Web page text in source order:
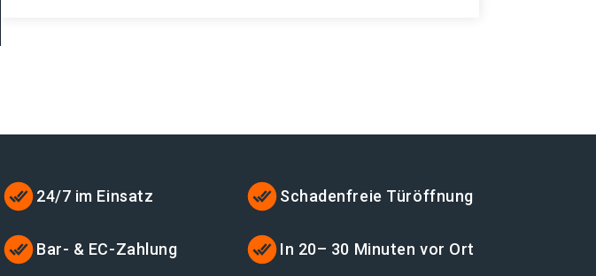
24/7 im Einsatz Schadenfreie Türöffnung
Bar- & EC-Zahlung In 20– 30 Minuten vor Ort